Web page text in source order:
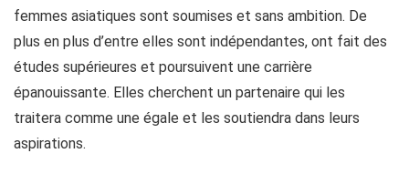
femmes asiatiques sont soumises et sans ambition. De
plus en plus d’entre elles sont indépendantes, ont fait des
études supérieures et poursuivent une carrière
épanouissante. Elles cherchent un partenaire qui les
traitera comme une égale et les soutiendra dans leurs
aspirations.